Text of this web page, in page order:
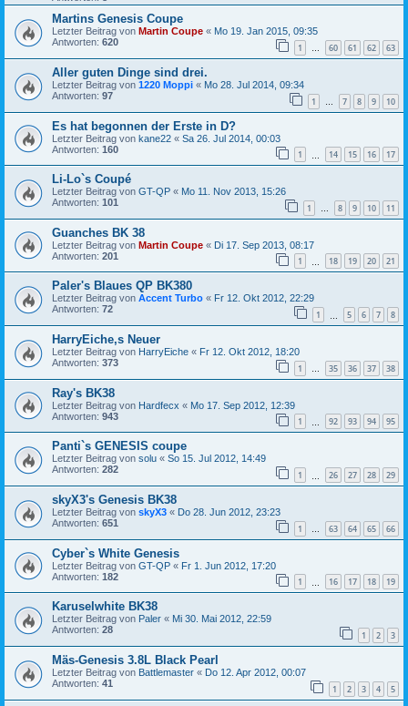
Martins Genesis Coupe
Letzter Beitrag von Martin Coupe « Mo 19. Jan 2015, 09:35
Antworten: 620 1 … 60 61 62 63
Aller guten Dinge sind drei.
Letzter Beitrag von 1220 Moppi « Mo 28. Jul 2014, 09:34
Antworten: 97 1 … 7 8 9 10
Es hat begonnen der Erste in D?
Letzter Beitrag von kane22 « Sa 26. Jul 2014, 00:03
Antworten: 160 1 14 15 16 17
Li-Lo`s Coupé
Letzter Beitrag von GT-QP « Mo 11. Nov 2013, 15:26
Antworten: 101 1 … 8 9 10 11
Guanches BK 38
Letzter Beitrag von Martin Coupe « Di 17. Sep 2013, 08:17
Antworten: 201 1 18 19 20 21
Paler's Blaues QP BK380
Letzter Beitrag von Accent Turbo « Fr 12. Okt 2012, 22:29
Antworten: 72 1 5 6 7 8
HarryEiche,s Neuer
Letzter Beitrag von HarryEiche « Fr 12. Okt 2012, 18:20
Antworten: 373 1 … 35 36 37 38
Ray's BK38
Letzter Beitrag von Hardfecx « Mo 17. Sep 2012, 12:39
Antworten: 943 1 92 93 94 95
Panti`s GENESIS coupe
Letzter Beitrag von solu « So 15. Jul 2012, 14:49
Antworten: 282 1 26 27 28 29
skyX3's Genesis BK38
Letzter Beitrag von skyX3 « Do 28. Jun 2012, 23:23
Antworten: 651 1 … 63 64 65 66
Cyber`s White Genesis
Letzter Beitrag von GT-QP « Fr 1. Jun 2012, 17:20
Antworten: 182 1 16 17 18 19
Karuselwhite BK38
Letzter Beitrag von Paler « Mi 30. Mai 2012, 22:59
Antworten: 28 1 2 3
Mäs-Genesis 3.8L Black Pearl
Letzter Beitrag von Battlemaster « Do 12. Apr 2012, 00:07
Antworten: 41 1 2 3 4 5